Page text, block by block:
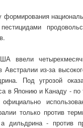
ввели
Австралии из-за
Под угрозой
в Японию и Канаду - по
только против
дильдрина - против